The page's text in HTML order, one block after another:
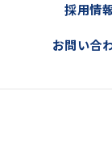
採用情
お問い合